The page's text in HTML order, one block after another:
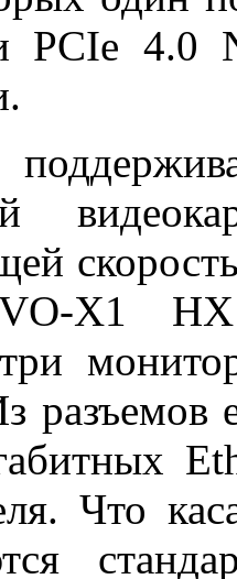
PCIe
X1 HX
разъемов
Что